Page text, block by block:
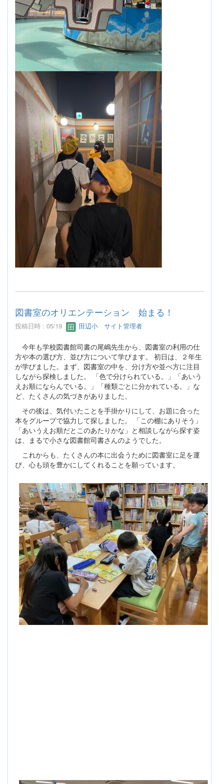
図書室のオリエンテーション 始まる！
投稿日時 : 05/19 田辺小 サイト管理者
今年も学校図書館司書の尾嶋先生から、図書室の利用の仕
方や本の選び方、並び方について学びます。 初日は、２年生
が学びました。まず、図書室の中を、分け方や並べ方に注目
しながら探検しました。 「色で分けられている。」「あいう
えお順にならんでいる。」「種類ごとに分かれている。」な
ど、たくさんの気づきがありました。
その後は、気付いたことを手掛かりにして、お題に合った
本をグループで協力して探しました。 「この棚にありそう」
「あいうえお順だとこのあたりかな」と相談しながら探す姿
は、まるで小さな図書館司書さんのようでした。
これからも、たくさんの本に出会うために図書室に足を運
び、心も頭を豊かにしてくれることを願っています。